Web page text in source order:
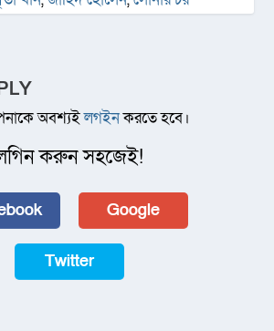
অবশ্যইলগইনকরতে হবে।
করুন সহজেই!
Google
Twitter